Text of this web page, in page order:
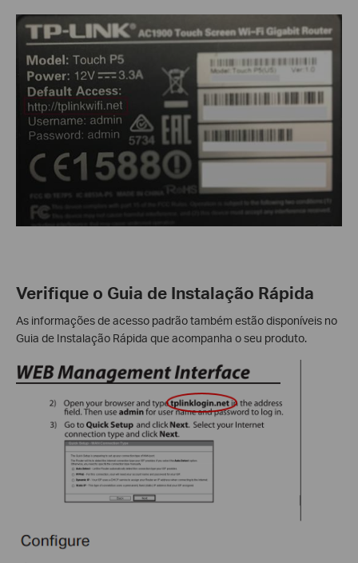
Verifique o Guia de Instalação Rápida
As informações de acesso padrão também estão disponíveis no
Guia de Instalação Rápida que acompanha o seu produto.